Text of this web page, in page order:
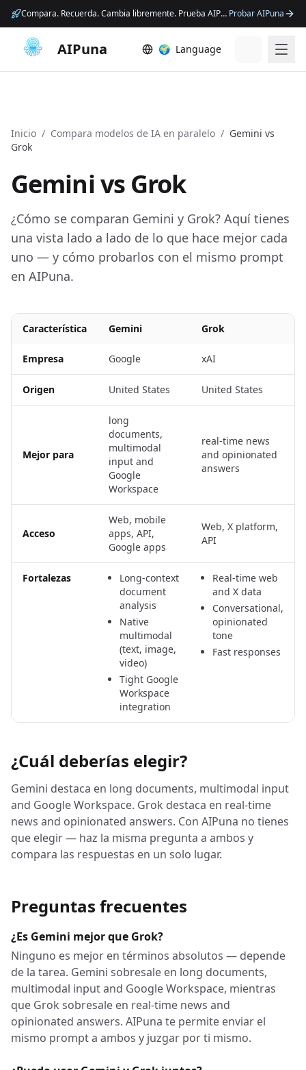
Compara. Recuerda. Cambia libremente. Prueba AIPuna. Probar AIPuna
AIPuna 🌍 Language
Inicio / Compara modelos de IA en paralelo / Gemini vs
Grok
Geminivs Grok
¿Cómo se comparan Gemini y Grok? Aquí tienes
una vista lado a lado de lo que hace mejor cada
uno — y cómo probarlos con el mismo prompt
en AIPuna.
Característica Gemini Grok
Empresa Google xAI
Origen United States United States
Mejor para
long
documents,
multimodal
input and
Google
Workspace
real-time news
and opinionated
answers
Acceso
Web, mobile
apps, API,
Google apps
Web, X platform,
API
Fortalezas
Long-context
document
analysis
Native
multimodal
(text, image,
video)
Tight Google
Workspace
integration
Real-time web
and X data
Conversational,
opinionated
tone
Fast responses
¿Cuál deberías elegir?
Gemini destaca en long documents, multimodal input
and Google Workspace. Grok destaca en real-time
news and opinionated answers. Con AIPuna no tienes
que elegir — haz la misma pregunta a ambos y
compara las respuestas en un solo lugar.
Preguntas frecuentes
¿Es Gemini mejor que Grok?
Ninguno es mejor en términos absolutos — depende
de la tarea. Gemini sobresale en long documents,
multimodal input and Google Workspace, mientras
que Grok sobresale en real-time news and
opinionated answers. AIPuna te permite enviar el
mismo prompt a ambos y juzgar por ti mismo.